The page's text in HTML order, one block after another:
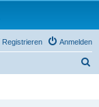
Anmelden
Registrieren